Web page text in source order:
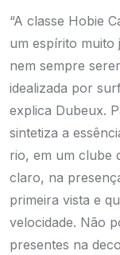
“A classe Hobie
um espírito muito
nem sempre
idealizada por
explica Dubeux.
sintetiza a
rio, em um clube
claro, na
primeira vista e
velocidade. Não
presentes na